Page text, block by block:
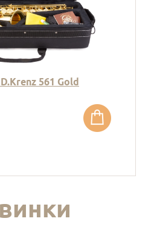
561 Gold